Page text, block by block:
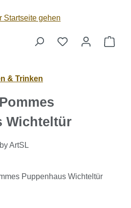
& Trinken
Wichteltür
ArtSL